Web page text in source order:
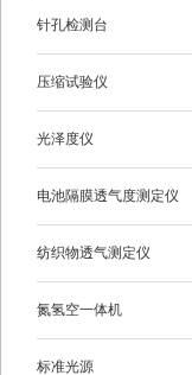
针孔检测台
压缩试验仪
光泽度仪
电池隔膜透气度测定仪
纺织物透气测定仪
氮氢空一体机
标准光源